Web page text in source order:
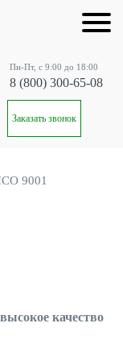
Пн-Пт, с 9:00 до 18:00
8 (800) 300-65-08
Заказать звонок
9001
качество